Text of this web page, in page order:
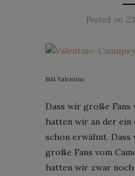
Posted on
Bild: Valentino
Dass wir große Fans
hatten wir an der ein
schon erwähnt. Dass
große Fans vom
hatten wir zwar